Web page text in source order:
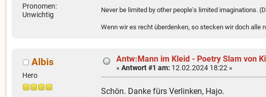
Pronomen:
Unwichtig
Never be limited by other people's limited imaginations.
Wenn wir es recht überdenken, so stecken wir doch alle
Albis
Hero
Antw:Mann im Kleid - Poetry Slam von
«Antwort #1 am: 12.02.2024 18:22 »
Schön. Danke fürs Verlinken, Hajo.